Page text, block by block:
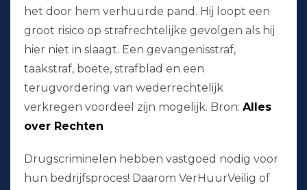
het door hem verhuurde pand. Hij loopt een
groot risico op strafrechtelijke gevolgen als hij
hier niet in slaagt. Een gevangenisstraf,
taakstraf, boete, strafblad en een
terugvordering van wederrechtelijk
verkregen voordeel zijn mogelijk. Bron: Alles
over Rechten
Drugscriminelen hebben vastgoed nodig voor
hun bedrijfsproces! Daarom VerHuurVeilig of